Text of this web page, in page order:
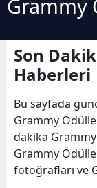
Grammy
Son
Haberleri
Bu sayfada
Grammy
dakika
Grammy
fotoğrafları ve